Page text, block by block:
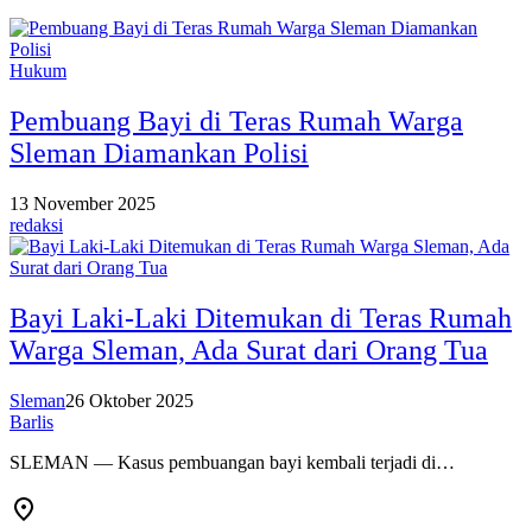
Hukum
Pembuang Bayi di Teras Rumah Warga
Sleman Diamankan Polisi
13 November 2025
redaksi
Bayi Laki-Laki Ditemukan di Teras Rumah
Warga Sleman, Ada Surat dari Orang Tua
Sleman26 Oktober 2025
Barlis
SLEMAN — Kasus pembuangan bayi kembali terjadi di…